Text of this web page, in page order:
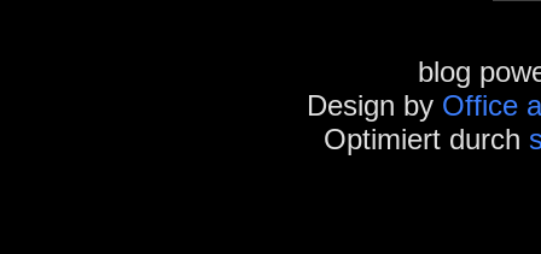
blog
Design by Office
Optimiert durch